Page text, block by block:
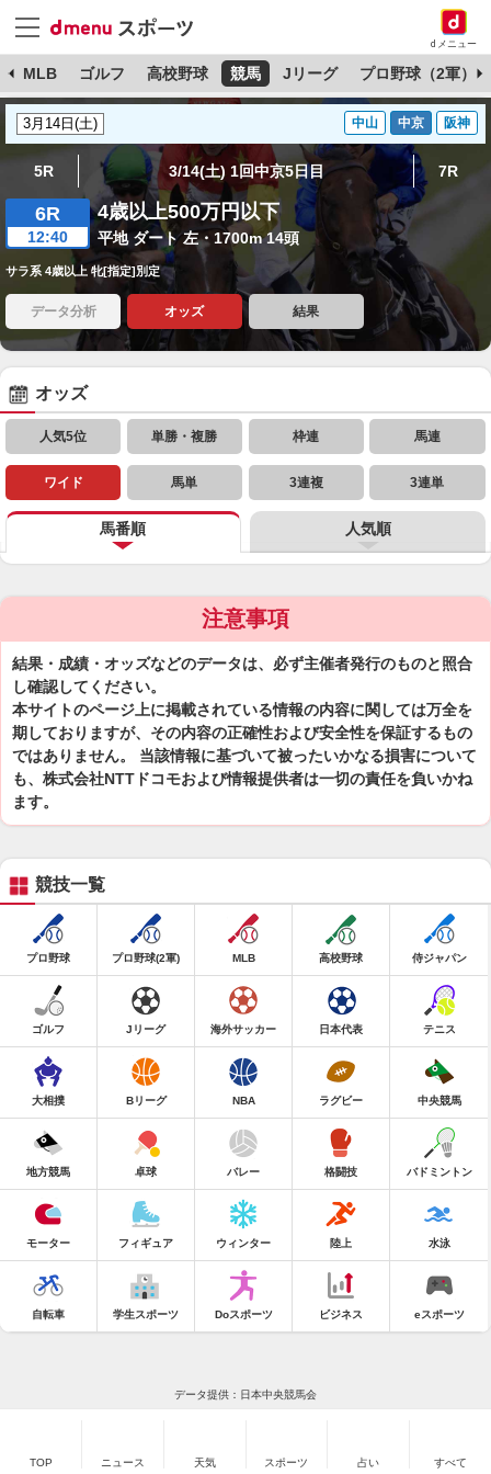
dメニュー
MLB ゴルフ 高校野球 競馬 Jリーグ プロ野球（2軍）
中山 中京 阪神
5R 3/14(土) 1回中京5日目 7R
6R
12:40
4歳以上500万円以下
平地 ダート 左・1700m 14頭
サラ系 4歳以上 牝[指定]別定
データ分析 オッズ 結果
オッズ
人気5位 単勝・複勝 枠連 馬連
ワイド 馬単 3連複 3連単
馬番順 人気順
注意事項
結果・成績・オッズなどのデータは、必ず主催者発行のものと照合
し確認してください。
本サイトのページ上に掲載されている情報の内容に関しては万全を
期しておりますが、その内容の正確性および安全性を保証するもの
ではありません。 当該情報に基づいて被ったいかなる損害について
も、株式会社NTTドコモおよび情報提供者は一切の責任を負いかね
ます。
競技一覧
プロ野球 プロ野球(2軍) MLB 高校野球 侍ジャパン
ゴルフ Jリーグ 海外サッカー 日本代表 テニス
大相撲 Bリーグ NBA ラグビー 中央競馬
地方競馬 卓球 バレー 格闘技 バドミントン
モーター フィギュア ウィンター 陸上 水泳
自転車 学生スポーツ Doスポーツ ビジネス eスポーツ
データ提供：日本中央競馬会
TOP ニュース 天気 スポーツ 占い すべて